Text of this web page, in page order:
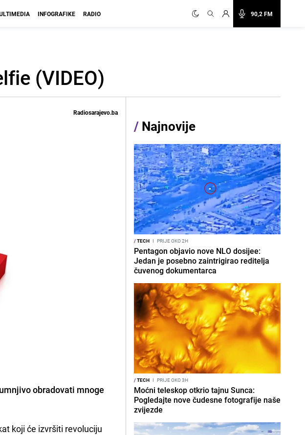
90,2 FM
INFOGRAFIKE RADIO
(VIDEO)
Radiosarajevo.ba
obradovati mnoge
koji će izvršiti revoluciju
/ Najnovije
/TECH I PRIJE OKO 2H
Pentagon objavio nove NLO dosijee:
Jedan je posebno zaintrigirao reditelja
čuvenog dokumentarca
/TECH I PRIJE OKO 3H
Moćni teleskop otkrio tajnu Sunca:
Pogledajte nove čudesne fotografije naše
zvijezde